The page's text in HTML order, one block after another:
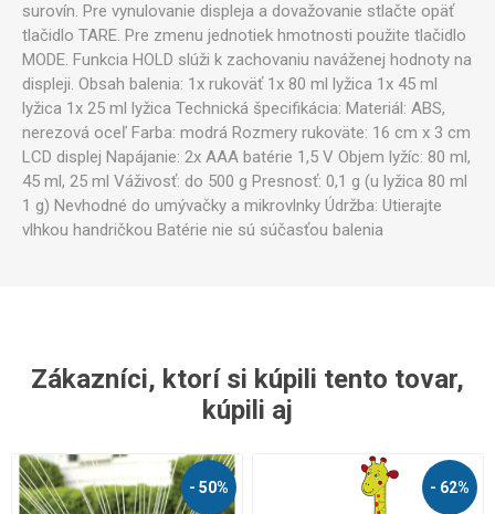
surovín. Pre vynulovanie displeja a dovažovanie stlačte opäť
tlačidlo TARE. Pre zmenu jednotiek hmotnosti použite tlačidlo
MODE. Funkcia HOLD slúži k zachovaniu naváženej hodnoty na
displeji. Obsah balenia: 1x rukoväť 1x 80 ml lyžica 1x 45 ml
lyžica 1x 25 ml lyžica Technická špecifikácia: Materiál: ABS,
nerezová oceľ Farba: modrá Rozmery rukoväte: 16 cm x 3 cm
LCD displej Napájanie: 2x AAA batérie 1,5 V Objem lyžíc: 80 ml,
45 ml, 25 ml Váživosť: do 500 g Presnosť: 0,1 g (u lyžica 80 ml
1 g) Nevhodné do umývačky a mikrovlnky Údržba: Utierajte
vlhkou handričkou Batérie nie sú súčasťou balenia
Zákazníci, ktorí si kúpili tento tovar,
kúpili aj
- 50% - 62%